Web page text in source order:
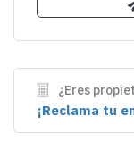
¿Eres
¡Reclama tu